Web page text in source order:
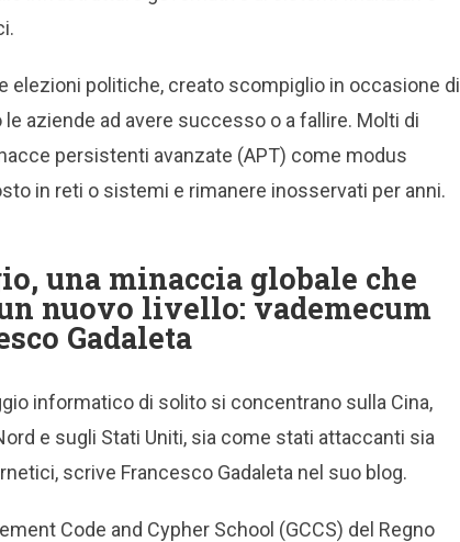
elezioni politiche, creato scompiglio in occasione di
aziende ad avere successo o a fallire. Molti di
persistenti avanzate (APT) come modus
in reti o sistemi e rimanere inosservati per anni.
una minaccia globale che
nuovo livello: vademecum
Gadaleta
informatico di solito si concentrano sulla Cina,
e sugli Stati Uniti, sia come stati attaccanti sia
scrive Francesco Gadaleta nel suo blog.
Code and Cypher School (GCCS) del Regno